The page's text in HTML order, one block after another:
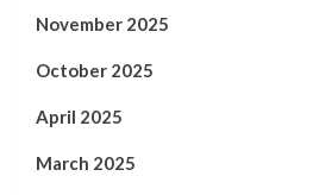
November 2025
October 2025
April 2025
March 2025